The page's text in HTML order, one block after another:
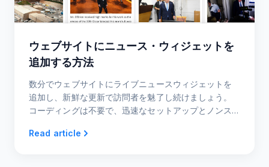
ウェブサイトにニュース・ウィジェットを
追加する方法
数分でウェブサイトにライブニュースウィジェットを
追加し、新鮮な更新で訪問者を魅了し続けましょう。
コーディングは不要で、迅速なセットアップとノンス
Read article